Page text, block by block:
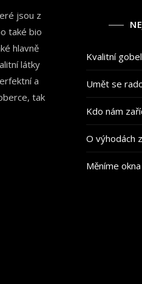
jsou z
také bio
hlavně
látky
a
tak
Kvalitní
Umět se
Kdo nám
O výhodách
Měníme